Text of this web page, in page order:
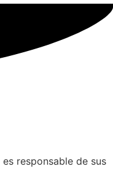
responsable de sus